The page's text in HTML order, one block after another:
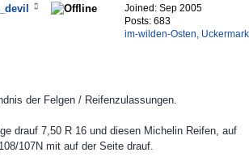
Joined: Sep 2005
Posts: 683
im-wilden-Osten, Uckermark
der Felgen / Reifenzulassungen.
drauf 7,50 R 16 und diesen Michelin Reifen, auf
107N mit auf der Seite drauf.